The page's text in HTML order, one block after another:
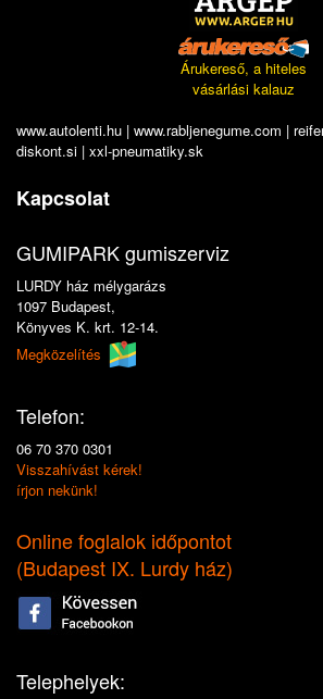
Árukereső, a hiteles
vásárlási kalauz
www.autolenti.hu | www.rabljenegume.com |
diskont.si | xxl-pneumatiky.sk
Kapcsolat
GUMIPARK gumiszerviz
LURDY ház mélygarázs
1097 Budapest,
Könyves K. krt. 12-14.
Megközelítés
Telefon:
06 70 370 0301
Visszahívást kérek!
írjon nekünk!
Online foglalok időpontot
(Budapest IX. Lurdy ház)
Telephelyek: